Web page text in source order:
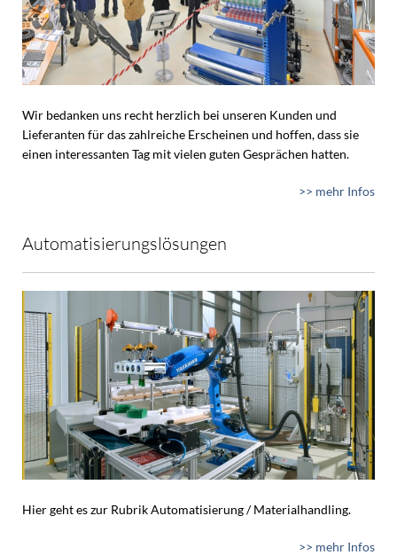
Wir bedanken uns recht herzlich bei unseren Kunden und
Lieferanten für das zahlreiche Erscheinen und hoffen, dass sie
einen interessanten Tag mit vielen guten Gesprächen hatten.
>> mehr Infos
Automatisierungslösungen
Hier geht es zur Rubrik Automatisierung / Materialhandling.
>> mehr Infos